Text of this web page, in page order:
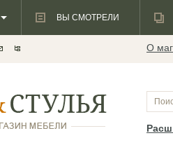
О
ВЫ СМОТРЕЛИ